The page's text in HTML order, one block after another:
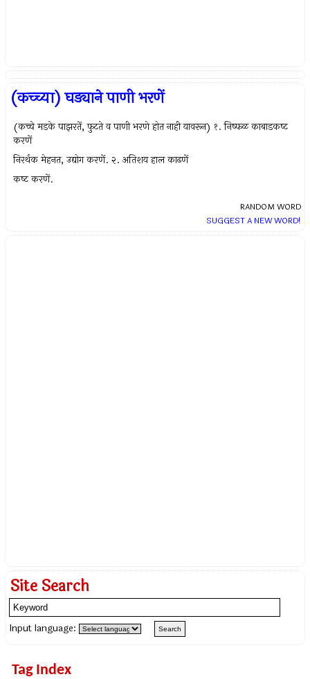
(कच्च्या) घड्याने पाणी भरणें
(कच्चे मडके पाझरतें, फुटते व पाणी भरणे होत नाही यावरून) १. निष्‍फळ काबाडकष्‍ट
करणें
निरर्थक मेहनत, उद्योग करणें. २. अतिशय हाल काढणें
कष्‍ट करणें.
RANDOM WORD
SUGGEST A NEW WORD!
Site Search
Input language:
Tag Index